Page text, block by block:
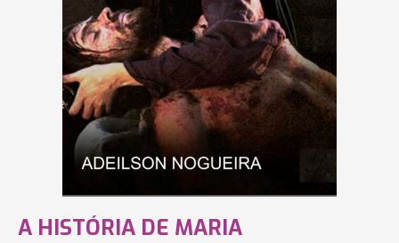
A HISTÓRIA DE MARIA